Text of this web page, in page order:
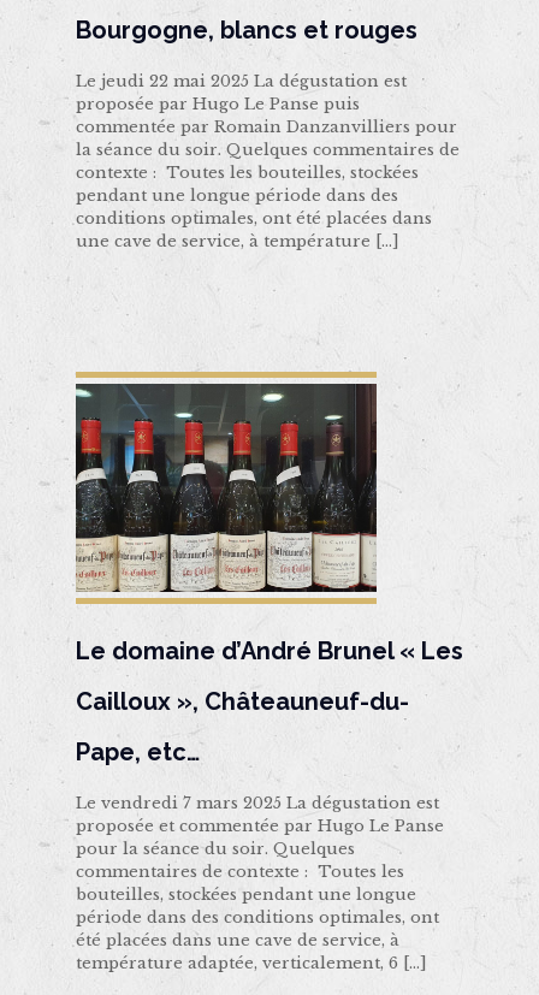
Bourgogne, blancs et rouges
Le jeudi 22 mai 2025 La dégustation est
proposée par Hugo Le Panse puis
commentée par Romain Danzanvilliers pour
la séance du soir. Quelques commentaires de
contexte : Toutes les bouteilles, stockées
pendant une longue période dans des
conditions optimales, ont été placées dans
une cave de service, à température […]
Le domaine d’André Brunel « Les
Cailloux », Châteauneuf-du-
Pape, etc…
Le vendredi 7 mars 2025 La dégustation est
proposée et commentée par Hugo Le Panse
pour la séance du soir. Quelques
commentaires de contexte : Toutes les
bouteilles, stockées pendant une longue
période dans des conditions optimales, ont
été placées dans une cave de service, à
température adaptée, verticalement, 6 […]